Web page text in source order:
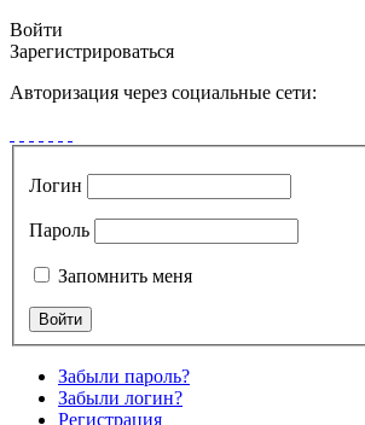
Войти
Зарегистрироваться
Авторизация через социальные сети:
Логин
Пароль
Запомнить меня
Забыли пароль?
Забыли логин?
Регистрация